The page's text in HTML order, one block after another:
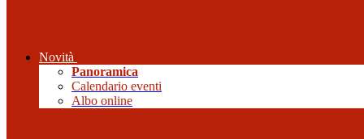
Novità
Panoramica
Calendario eventi
Albo online